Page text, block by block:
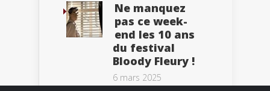
Ne manquez
pas ce week-
end les 10 ans
du festival
Bloody Fleury !
6 mars 2025